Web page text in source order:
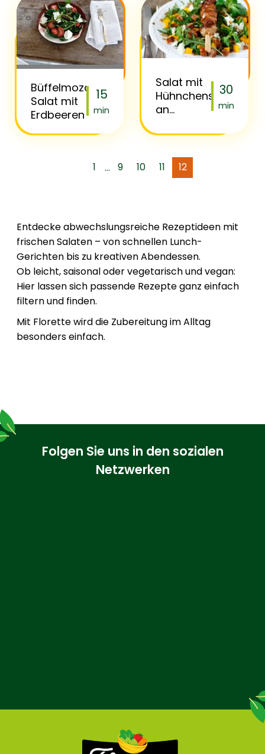
Büffelmozarrella
Salat mit
Erdbeeren
15
min
Salat mit
Hühnchenspieß
an
Vinaigrette
30
min
1 ... 9 10 11 12
Entdecke abwechslungsreiche Rezeptideen mit
frischen Salaten – von schnellen Lunch-
Gerichten bis zu kreativen Abendessen.
Ob leicht, saisonal oder vegetarisch und vegan:
Hier lassen sich passende Rezepte ganz einfach
filtern und finden.
Mit Florette wird die Zubereitung im Alltag
besonders einfach.
Folgen Sie uns in den sozialen
Netzwerken